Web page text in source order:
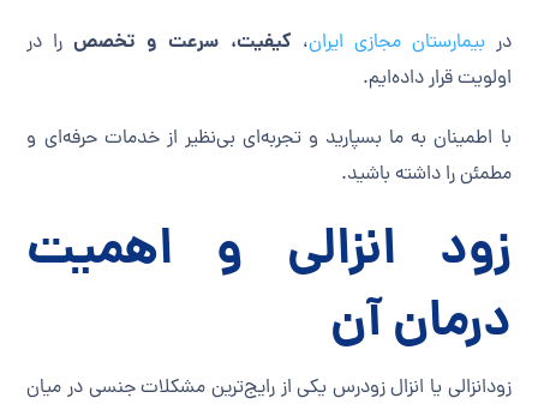
در بیمارستان مجازی ایران،کیفیت، سرعت و تخصصرا در
اولویت قرار داده‌ایم.
با اطمینان به ما بسپارید و تجربه‌ای بی‌نظیر از خدمات حرفه‌ای و
مطمئن را داشته باشید.
زود انزالی و اهمیت
درمان آن
زودانزالی یا انزال زودرس یکی از رایج‌ترین مشکلات جنسی در میان